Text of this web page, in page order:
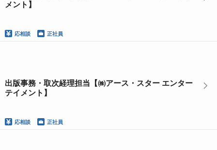
メント】
応相談 正社員
出版事務・取次経理担当【㈱アース・スター エンター
テイメント】
応相談 正社員